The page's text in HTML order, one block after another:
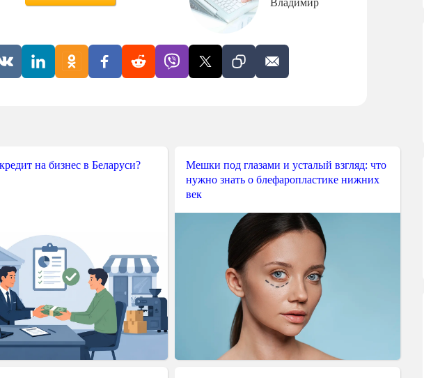
на бизнес в Беларуси?
Мешки под глазами и усталый взгляд: что
нужно знать о блефаропластике нижних
век